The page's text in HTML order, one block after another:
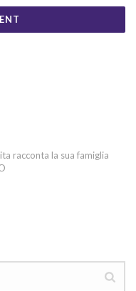
racconta la sua famiglia